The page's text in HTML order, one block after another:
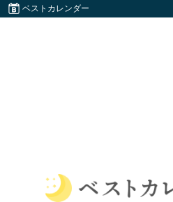
ベストカレンダー